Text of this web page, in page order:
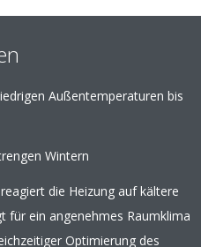
Außentemperaturen bis
Wintern
die Heizung auf kältere
für ein angenehmes Raumklima
Optimierung des